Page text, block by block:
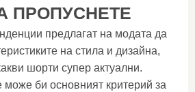
ПРОПУСНЕТЕ
предлагат на модата да
на стила и дизайна,
шорти супер актуални.
може би основният критерий за